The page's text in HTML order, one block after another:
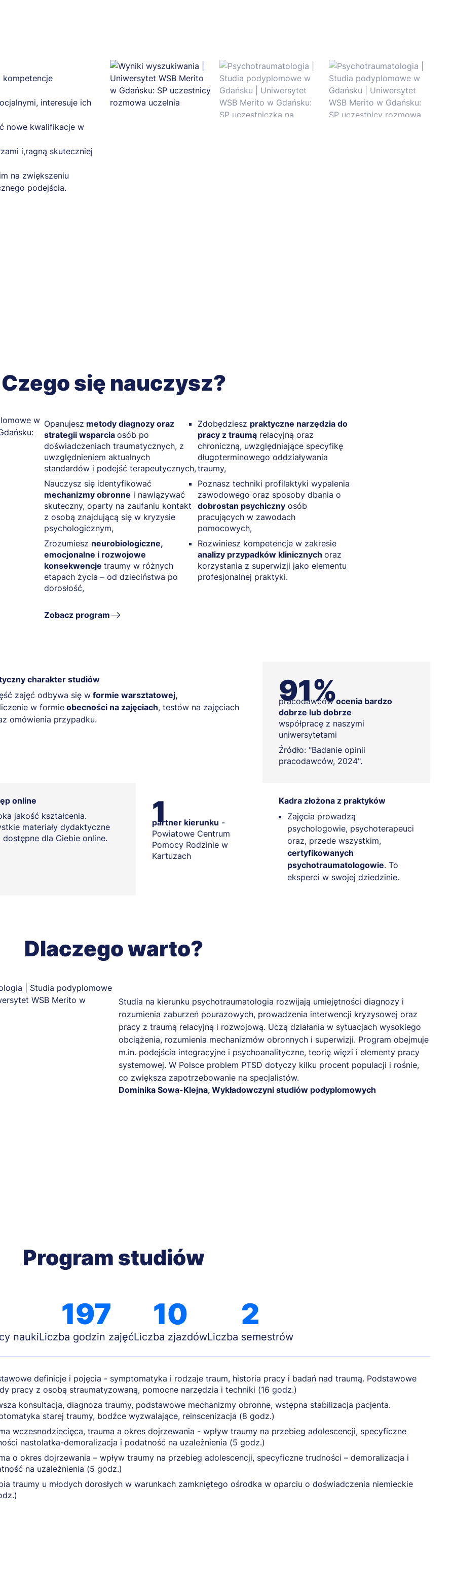
interesuje ich
nowe kwalifikacje w
i,ragną skuteczniej
na zwiększeniu
podejścia.
Czego się nauczysz?
Opanujesz metody diagnozy oraz
strategii wsparcia osób po
doświadczeniach traumatycznych, z
uwzględnieniem aktualnych
standardów i podejść terapeutycznych,
Nauczysz się identyfikować
mechanizmy obronne i nawiązywać
skuteczny, oparty na zaufaniu kontakt
z osobą znajdującą się w kryzysie
psychologicznym,
Zrozumiesz neurobiologiczne,
emocjonalne i rozwojowe
konsekwencje traumy w różnych
etapach życia – od dzieciństwa po
dorosłość,
Zdobędziesz praktyczne narzędzia do
pracy z traumą relacyjną oraz
chroniczną, uwzględniające specyfikę
długoterminowego oddziaływania
traumy,
Poznasz techniki profilaktyki wypalenia
zawodowego oraz sposoby dbania o
dobrostan psychiczny osób
pracujących w zawodach
pomocowych,
Rozwiniesz kompetencje w zakresie
analizy przypadków klinicznych oraz
korzystania z superwizji jako elementu
profesjonalnej praktyki.
Zobacz program
charakter studiów
zajęć odbywa się wformie warsztatowej,
w formieobecności na zajęciach, testów na zajęciach
omówienia przypadku.
91%
pracodawcówocenia bardzo
dobrze lub dobrze
współpracę z naszymi
uniwersytetami
Źródło: "Badanie opinii
pracodawców, 2024".
online
jakość kształcenia.
materiały dydaktyczne
dostępne dla Ciebie online.
1
partner kierunku -
Powiatowe Centrum
Pomocy Rodzinie w
Kartuzach
Kadra złożona z praktyków
Zajęcia prowadzą
psychologowie, psychoterapeuci
oraz, przede wszystkim,
certyfikowanych
psychotraumatologowie. To
eksperci w swojej dziedzinie.
Dlaczego warto?
Studia na kierunku psychotraumatologia rozwijają umiejętności diagnozy i
rozumienia zaburzeń pourazowych, prowadzenia interwencji kryzysowej oraz
pracy z traumą relacyjną i rozwojową. Uczą działania w sytuacjach wysokiego
obciążenia, rozumienia mechanizmów obronnych i superwizji. Program obejmuje
m.in. podejścia integracyjne i psychoanalityczne, teorię więzi i elementy pracy
systemowej. W Polsce problem PTSD dotyczy kilku procent populacji i rośnie,
co zwiększa zapotrzebowanie na specjalistów.
Dominika Sowa-Klejna, Wykładowczyni studiów podyplomowych
Program studiów
nauki
197
Liczba godzin zajęć
10
Liczba zjazdów
2
Liczba semestrów
definicje i pojęcia - symptomatyka i rodzaje traum, historia pracy i badań nad traumą. Podstawowe
pracy z osobą straumatyzowaną, pomocne narzędzia i techniki (16 godz.)
konsultacja, diagnoza traumy, podstawowe mechanizmy obronne, wstępna stabilizacja pacjenta.
starej traumy, bodźce wyzwalające, reinscenizacja (8 godz.)
wczesnodziecięca, trauma a okres dojrzewania - wpływ traumy na przebieg adolescencji, specyficzne
nastolatka-demoralizacja i podatność na uzależnienia (5 godz.)
o okres dojrzewania – wpływ traumy na przebieg adolescencji, specyficzne trudności – demoralizacja i
na uzależnienia (5 godz.)
traumy u młodych dorosłych w warunkach zamkniętego ośrodka w oparciu o doświadczenia niemieckie